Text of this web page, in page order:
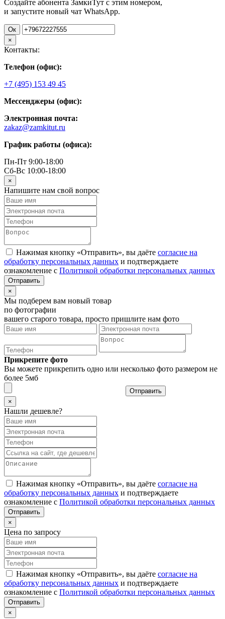
Создайте абонента ЗамкиТут с этим номером,
и запустите новый чат WhatsApp.
Ок
×
Контакты:
Телефон (офис):
+7 (495) 153 49 45
Мессенджеры (офис):
Электронная почта:
zakaz@zamkitut.ru
График работы (офиса):
Пн-Пт 9:00-18:00
Сб-Вс 10:00-18:00
×
Напишите нам свой вопрос
Нажимая кнопку «Отправить», вы даёте согласие на
обработку персональных данных и подтверждаете
ознакомление с Политикой обработки персональных данных
×
Мы подберем вам новый товар
по фотографии
вашего старого товара, просто пришлите нам фото
Прикрепите фото
Вы можете прикрепить одно или несколько фото размером не
более 5мб
Отправить
×
Нашли дешевле?
Нажимая кнопку «Отправить», вы даёте согласие на
обработку персональных данных и подтверждаете
ознакомление с Политикой обработки персональных данных
×
Цена по запросу
Нажимая кнопку «Отправить», вы даёте согласие на
обработку персональных данных и подтверждаете
ознакомление с Политикой обработки персональных данных
×